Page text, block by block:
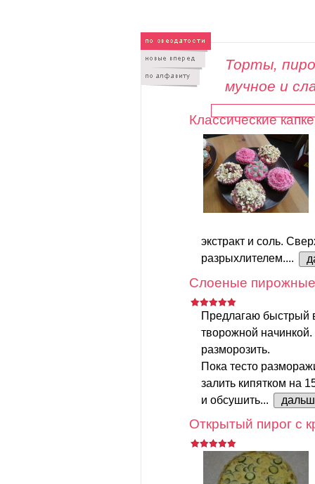
Торты,
мучное и
Классические
экстракт и соль.
разрыхлителем....
Слоеные
Предлагаю быстрый
творожной
разморозить.
Пока тесто
залить кипятком на
и обсушить...
Открытый пирог с